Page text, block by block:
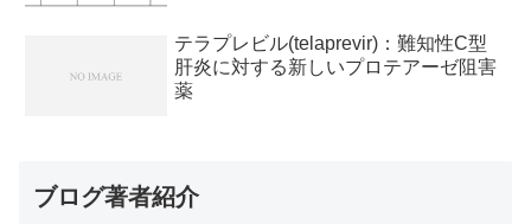
テラプレビル(telaprevir)：難知性C型
肝炎に対する新しいプロテアーゼ阻害
薬
ブログ著者紹介